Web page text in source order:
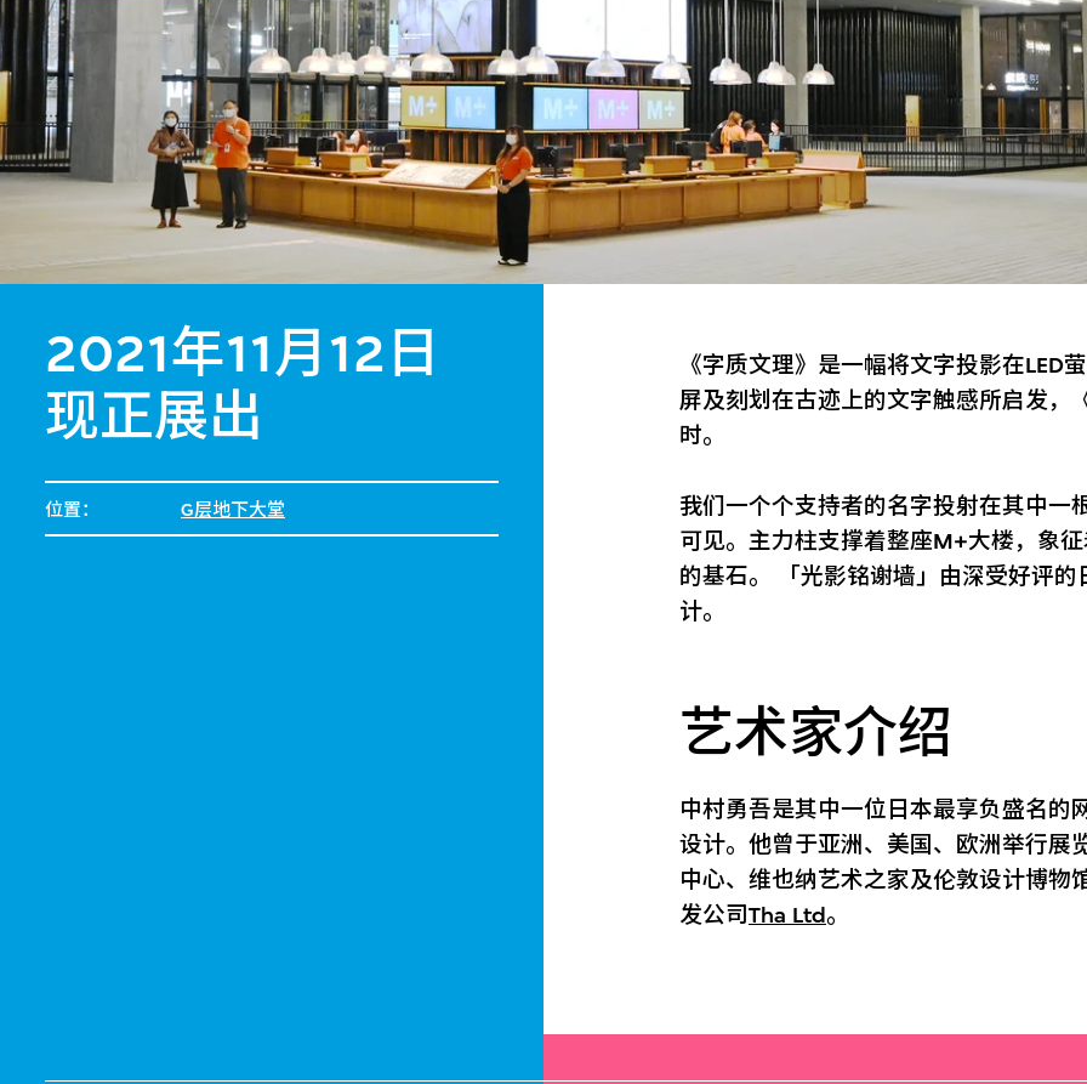
2021年11月12日
现正展出
位置： G层地下大堂
《字质文理》是一幅将文字投影在LED
屏及刻划在古迹上的文字触感所启发，
时。
我们一个个支持者的名字投射在其中一
可见。主力柱支撑着整座M+大楼，象
的基石。 「光影铭谢墙」由深受好评
计。
艺术家介绍
中村勇吾是其中一位日本最享负盛名的
设计。他曾于亚洲、美国、欧洲举行展
中心、维也纳艺术之家及伦敦设计博物
发公司Tha Ltd。